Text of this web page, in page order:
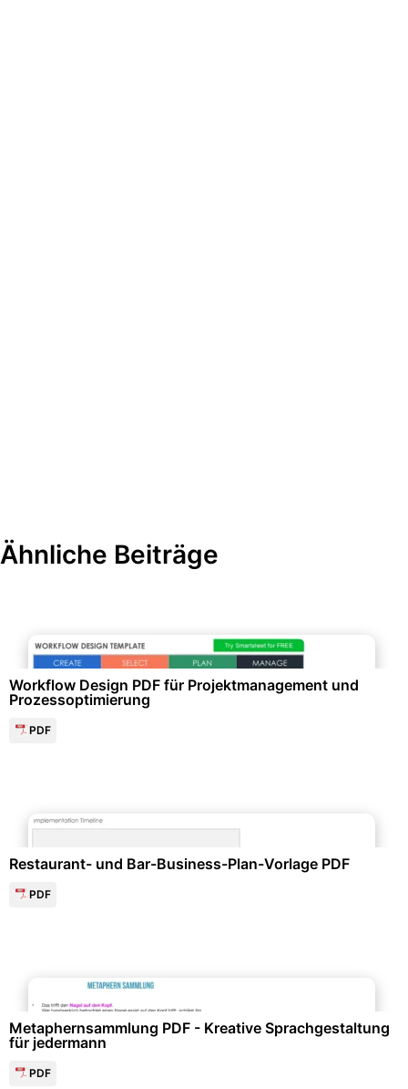
Ähnliche Beiträge
Workflow Design PDF für Projektmanagement und
Prozessoptimierung
PDF
Restaurant- und Bar-Business-Plan-Vorlage PDF
PDF
Metaphernsammlung PDF - Kreative Sprachgestaltung
für jedermann
PDF